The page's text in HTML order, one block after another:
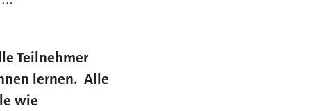
Teilnehmer
lernen. Alle
wie